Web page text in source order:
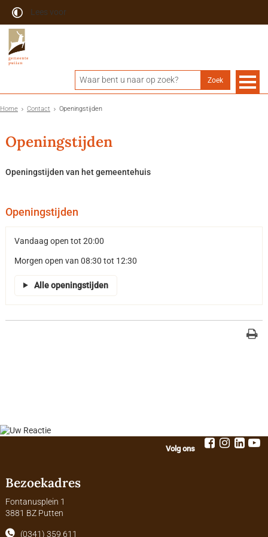
Lees voor
Home Contact Openingstijden
Openingstijden
Openingstijden van het gemeentehuis
Openingstijden
Vandaag open tot 20:00
Morgen open van 08:30 tot 12:30
Alle openingstijden
Volg ons
Bezoekadres
Fontanusplein 1
3881 BZ Putten
(0341) 359 611